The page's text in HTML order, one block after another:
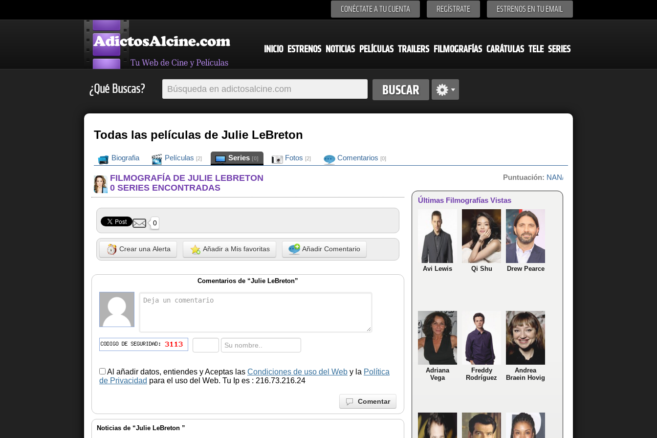
CONÉCTATE A TU CUENTA REGÍSTRATE ESTRENOS EN TU EMAIL
INICIO ESTRENOS NOTICIAS PELÍCULAS TRAILERS FILMOGRAFÍAS CARÁTULAS TELE SERIES
¿Qué Buscas?
Todas las películas de Julie LeBreton
Biografia Películas [2] Series [0] Fotos [2] Comentarios [0]
FILMOGRAFÍA DE JULIE LEBRETON
0 SERIES ENCONTRADAS
0
Crear una Alerta Añadir a Mis favoritas Añadir Comentario
Comentarios de “Julie LeBreton”
Al añadir datos, entiendes y Aceptas las Condiciones de uso del Web y la Política
de Privacidad para el uso del Web. Tu Ip es : 216.73.216.24
Comentar
Noticias de “Julie LeBreton ”
Puntuación: NAN/10 de 0 votos
Últimas Filmografías Vistas
Avi Lewis Qi Shu Drew Pearce
Adriana
Vega
Freddy
Rodríguez
Andrea
Braein Hovig